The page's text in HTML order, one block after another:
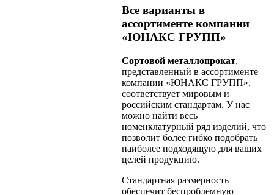
Все варианты в
ассортименте компании
«ЮНАКС ГРУПП»
Сортовой металлопрокат,
представленный в ассортименте
компании «ЮНАКС ГРУПП»,
соответствует мировым и
российским стандартам. У нас
можно найти весь
номенклатурный ряд изделий, что
позволит более гибко подобрать
наиболее подходящую для ваших
целей продукцию.
Стандартная размерность
обеспечит беспроблемную